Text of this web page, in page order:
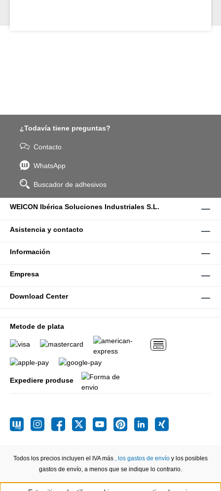
¿Todavía tiene preguntas?
Contacto
WhatsApp
Buscador de adhesivos
WEICON Ibérica Soluciones Industriales S.L.
Asistencia y contacto
Información
Empresa
Download Center
Metode de plata
Expediere produse
Todos los precios incluyen el IVA más , los gastos de envío y los posibles
gastos de envío, a menos que se indique lo contrario.